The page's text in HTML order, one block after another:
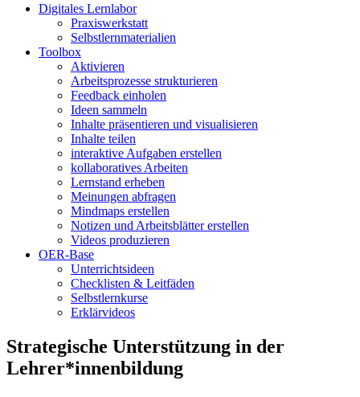
Digitales Lernlabor
Praxiswerkstatt
Selbstlernmaterialien
Toolbox
Aktivieren
Arbeitsprozesse strukturieren
Feedback einholen
Ideen sammeln
Inhalte präsentieren und visualisieren
Inhalte teilen
interaktive Aufgaben erstellen
kollaboratives Arbeiten
Lernstand erheben
Meinungen abfragen
Mindmaps erstellen
Notizen und Arbeitsblätter erstellen
Videos produzieren
OER-Base
Unterrichtsideen
Checklisten & Leitfäden
Selbstlernkurse
Erklärvideos
Strategische Unterstützung in der
Lehrer*innenbildung